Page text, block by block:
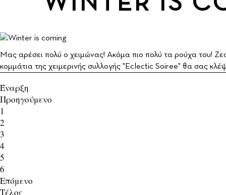
Μας αρέσει πολύ ο χειμώνας! Ακόμα πιο πολύ τα ρούχα του!
κομμάτια της χειμερινής συλλογής "Εclectic Soiree" θα σας
Έναρξη
Προηγούμενο
1
2
3
4
5
6
Επόμενο
Τέλος